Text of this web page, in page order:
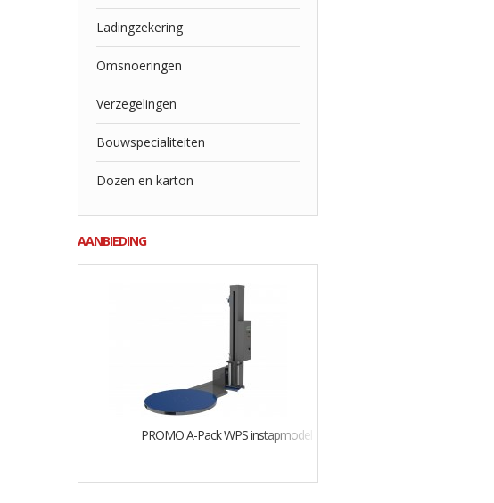
Ladingzekering
Omsnoeringen
Verzegelingen
Bouwspecialiteiten
Dozen en karton
AANBIEDING
PROMO A-Pack WPS instapmodel